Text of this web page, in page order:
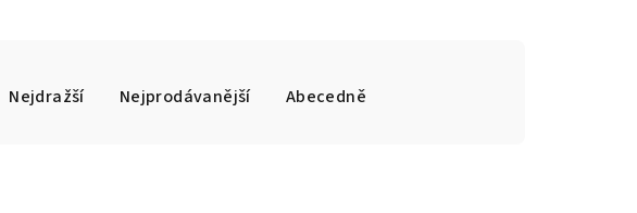
Nejdražší Nejprodávanější Abecedně